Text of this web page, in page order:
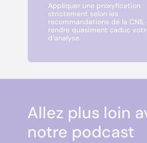
Appliquer une proxyfication
strictement selon les
recommandations de la
rendre quasiment caduc
d’analyse.
Allez plus loin
notre podcast